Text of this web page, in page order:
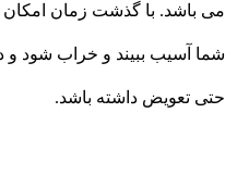
می باشد. با گذشت زمان امکان
شما آسیب ببیند و خراب شود و
حتی تعویض داشته باشد.